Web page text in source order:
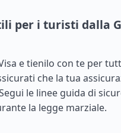
per i turisti dalla
e tienilo con te per
che la tua
le linee guida di
la legge marziale.